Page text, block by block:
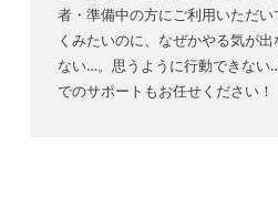
者・準備中の方にご利用いただ
くみたいのに、なぜかやる気が
ない…。思うように行動できない
でのサポートもお任せください！